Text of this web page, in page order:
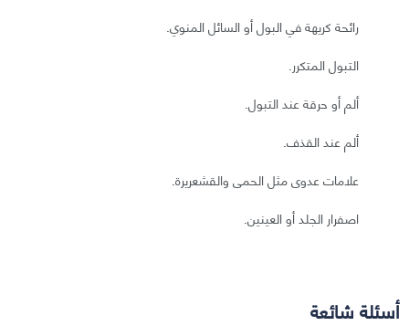
رائحة كريهة في البول أو السائل المنوي.
التبول المتكرر.
ألم أو حرقة عند التبول.
ألم عند القذف.
علامات عدوى مثل الحمى والقشعريرة.
اصفرار الجلد أو العينين.
أسئلة شائعة